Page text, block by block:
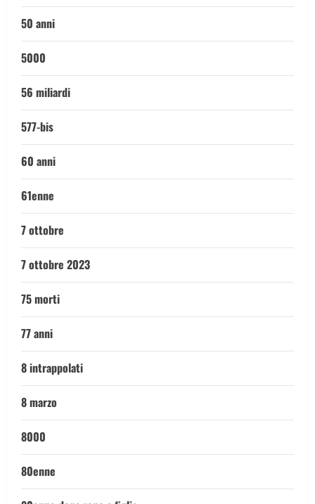
50 anni
5000
56 miliardi
577-bis
60 anni
61enne
7 ottobre
7 ottobre 2023
75 morti
77 anni
8 intrappolati
8 marzo
8000
80enne